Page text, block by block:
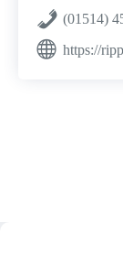
(01514)
https://